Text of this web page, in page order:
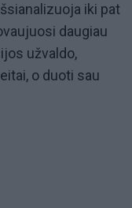
iki pat
daugiau
užvaldo,
o duoti sau